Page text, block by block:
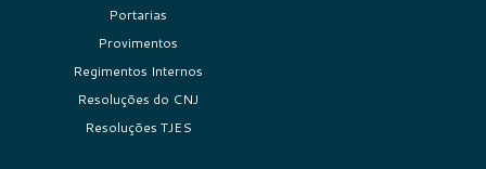
Portarias
Provimentos
Regimentos Internos
Resoluções do CNJ
Resoluções TJES